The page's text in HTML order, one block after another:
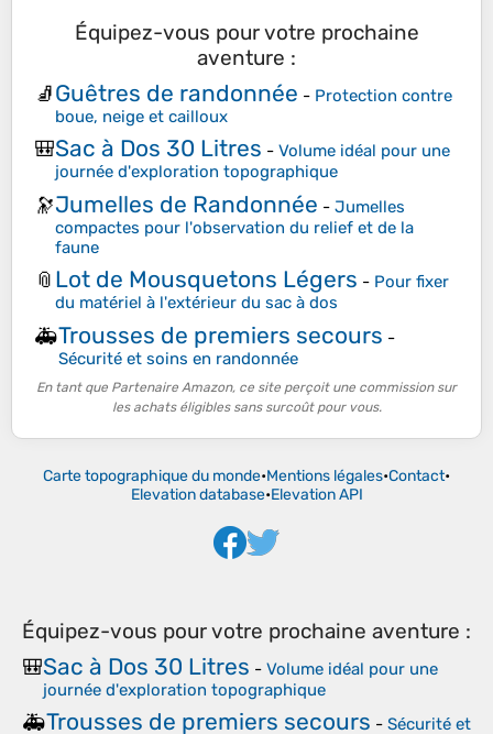
Équipez-vous pour votre prochaine
aventure :
🧦Guêtres de randonnée - Protection contre
boue, neige et cailloux
🎒Sac à Dos 30 Litres - Volume idéal pour une
journée d'exploration topographique
🔭Jumelles de Randonnée - Jumelles
compactes pour l'observation du relief et de la
faune
📎 Lot de Mousquetons Légers - Pour fixer
du matériel à l'extérieur du sac à dos
🚑Trousses de premiers secours -
Sécurité et soins en randonnée
En tant que Partenaire Amazon, ce site perçoit une commission sur
les achats éligibles sans surcoût pour vous.
Carte topographique du monde•Mentions légales•Contact•
Elevation database•Elevation API
Équipez-vous pour votre prochaine aventure :
🎒Sac à Dos 30 Litres - Volume idéal pour une
journée d'exploration topographique
🚑Trousses de premiers secours - Sécurité et